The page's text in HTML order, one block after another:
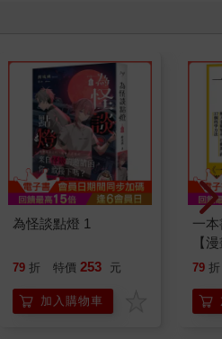
為怪談點燈 1
79 折 特價 253 元
加入購物車
一
【
行
「
學方
79 折